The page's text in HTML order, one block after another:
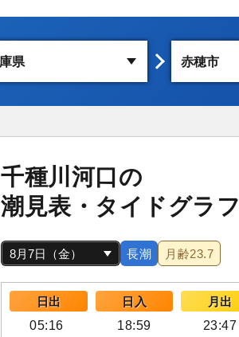
千種川河口の
潮見表・タイドグラフ
長潮 月齢23.7
日出 日入 月出
05:16
18:59 23:47